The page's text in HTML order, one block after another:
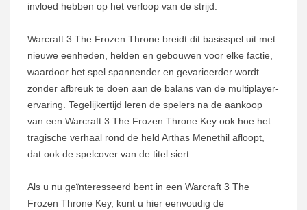
invloed hebben op het verloop van de strijd.
Warcraft 3 The Frozen Throne breidt dit basisspel uit met
nieuwe eenheden, helden en gebouwen voor elke factie,
waardoor het spel spannender en gevarieerder wordt
zonder afbreuk te doen aan de balans van de multiplayer-
ervaring. Tegelijkertijd leren de spelers na de aankoop
van een Warcraft 3 The Frozen Throne Key ook hoe het
tragische verhaal rond de held Arthas Menethil afloopt,
dat ook de spelcover van de titel siert.
Als u nu geïnteresseerd bent in een Warcraft 3 The
Frozen Throne Key, kunt u hier eenvoudig de